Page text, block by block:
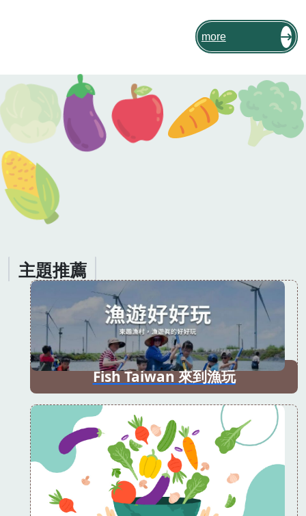
雞蛋；有些蛋雞場提供健康舒適的下蛋環
境，並將雞蛋洗淨及衛生檢查，致力於生
產健康安全並兼顧動物福利的雞蛋。彰化
縣為何盛產雞蛋呢？在地雞農如何提升雞
蛋品質呢？一起來看「在地特色小教
室」，認識彰化雞蛋從產地到餐桌的旅
程。[註01]
more
主題推薦
Fish Taiwan 來到漁玩